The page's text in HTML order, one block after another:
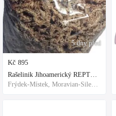
5 dny před
Kč 895
Rašelinik Jihoamerický REPTER - 5 balení - 500g -
Frýdek-Místek, Moravian-Silesian Region,Others